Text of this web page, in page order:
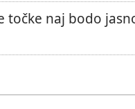
točke naj bodo